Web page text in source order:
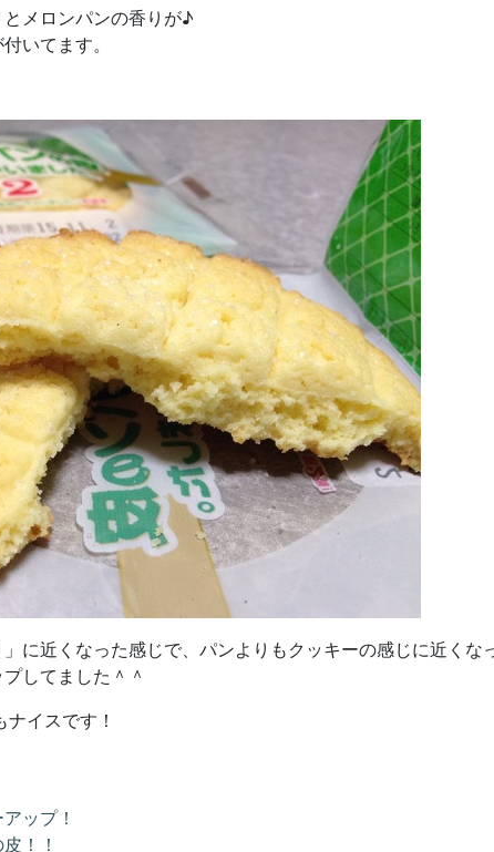
メロンパンの香りが♪
いてます。
に近くなった感じで、パンよりもクッキーの感じに近くな
してました＾＾
イスです！
ップ！
！！